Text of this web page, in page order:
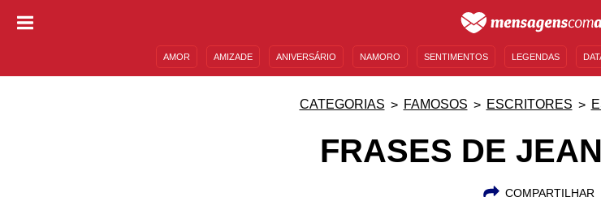
AMOR AMIZADE ANIVERSÁRIO NAMORO SENTIMENTOS LEGENDAS
CATEGORIAS FAMOSOS ESCRITORES
FRASES DE
COMPARTILHAR